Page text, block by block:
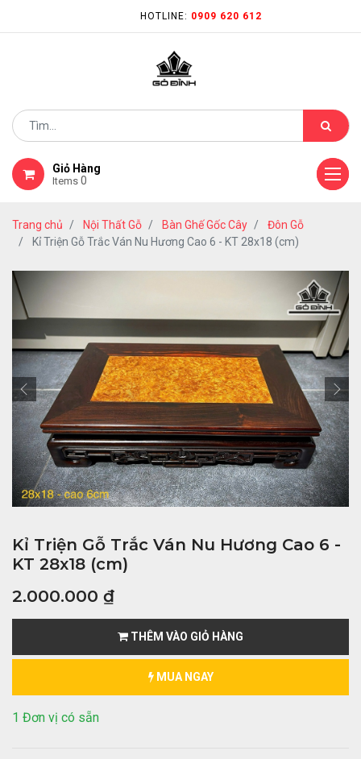
HOTLINE: 0909 620 612
Giỏ Hàng
Items 0
Trang chủ Nội Thất Gỗ Bàn Ghế Gốc Cây
Đôn Gỗ
Kỉ Triện Gỗ Trắc Ván Nu Hương Cao 6 - KT 28x18 (cm)
Kỉ Triện Gỗ Trắc Ván Nu Hương Cao 6 -
KT 28x18 (cm)
2.000.000 ₫
THÊM VÀO GIỎ HÀNG
MUA NGAY
1 Đơn vị có sẵn